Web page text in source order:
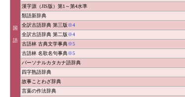
国
語
漢字源（JIS版）第1～第4水準
類語新辞典
全訳古語辞典 第三版※4
全訳古語辞典 第二版※4
古語林 古典文学事典※5
古語林 名歌名句事典※5
パーソナルカタカナ語辞典
四字熟語辞典
故事ことわざ辞典
言葉の作法辞典